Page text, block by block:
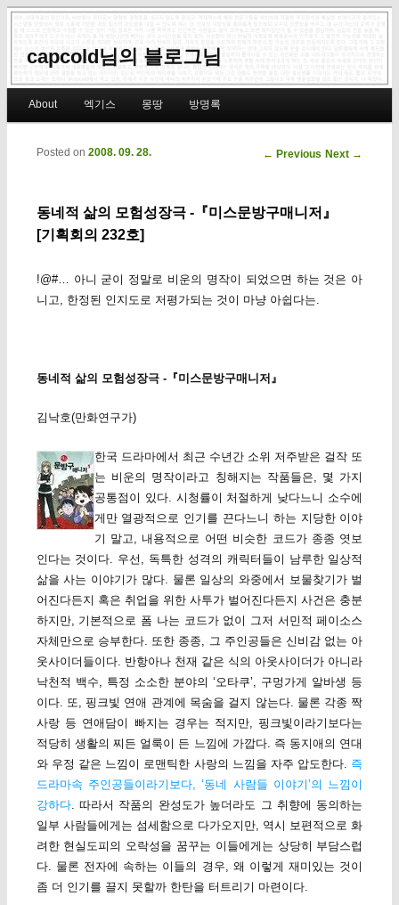
capcold님의 블로그님
Skip to primary content
Skip to secondary content
About 엑기스 몽땅 방명록
Post navigation
← Previous Next →
동네적 삶의 모험성장극 -『미스문방구매니저』
[기획회의 232호]
Posted on 2008. 09. 28.
!@#… 아니 굳이 정말로 비운의 명작이 되었으면 하는 것은 아
니고, 한정된 인지도로 저평가되는 것이 마냥 아쉽다는.
동네적 삶의 모험성장극 -『미스문방구매니저』
김낙호(만화연구가)
한국 드라마에서 최근 수년간 소위 저주받은 걸작 또
는 비운의 명작이라고 칭해지는 작품들은, 몇 가지
공통점이 있다. 시청률이 처절하게 낮다느니 소수에
게만 열광적으로 인기를 끈다느니 하는 지당한 이야
기 말고, 내용적으로 어떤 비슷한 코드가 종종 엿보
인다는 것이다. 우선, 독특한 성격의 캐릭터들이 남루한 일상적
삶을 사는 이야기가 많다. 물론 일상의 와중에서 보물찾기가 벌
어진다든지 혹은 취업을 위한 사투가 벌어진다든지 사건은 충분
하지만, 기본적으로 폼 나는 코드가 없이 그저 서민적 페이소스
자체만으로 승부한다. 또한 종종, 그 주인공들은 신비감 없는 아
웃사이더들이다. 반항아나 천재 같은 식의 아웃사이더가 아니라
낙천적 백수, 특정 소소한 분야의 ‘오타쿠’, 구멍가게 알바생 등
이다. 또, 핑크빛 연애 관계에 목숨을 걸지 않는다. 물론 각종 짝
사랑 등 연애담이 빠지는 경우는 적지만, 핑크빛이라기보다는
적당히 생활의 찌든 얼룩이 든 느낌에 가깝다. 즉 동지애의 연대
와 우정 같은 느낌이 로맨틱한 사랑의 느낌을 자주 압도한다. 즉
드라마속 주인공들이라기보다, ‘동네 사람들 이야기’의 느낌이
강하다. 따라서 작품의 완성도가 높더라도 그 취향에 동의하는
일부 사람들에게는 섬세함으로 다가오지만, 역시 보편적으로 화
려한 현실도피의 오락성을 꿈꾸는 이들에게는 상당히 부담스럽
다. 물론 전자에 속하는 이들의 경우, 왜 이렇게 재미있는 것이
좀 더 인기를 끌지 못할까 한탄을 터트리기 마련이다.